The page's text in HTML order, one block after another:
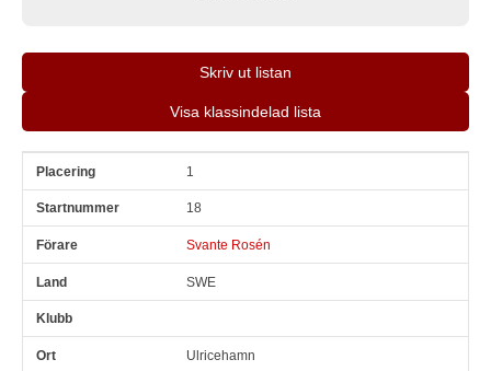
Skriv ut listan
Visa klassindelad lista
Pl Snr 1
18
Svante Rosén
SWE
Ulricehamn